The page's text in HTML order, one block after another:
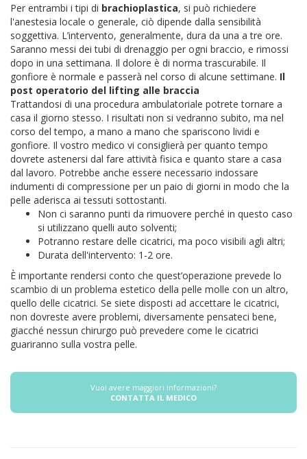
Per entrambi i tipi di brachioplastica, si può richiedere
l'anestesia locale o generale, ciò dipende dalla sensibilità
soggettiva. L’intervento, generalmente, dura da una a tre ore.
Saranno messi dei tubi di drenaggio per ogni braccio, e rimossi
dopo in una settimana. Il dolore è di norma trascurabile. Il
gonfiore è normale e passerà nel corso di alcune settimane. Il
post operatorio del lifting alle braccia
Trattandosi di una procedura ambulatoriale potrete tornare a
casa il giorno stesso. I risultati non si vedranno subito, ma nel
corso del tempo, a mano a mano che spariscono lividi e
gonfiore. Il vostro medico vi consiglierà per quanto tempo
dovrete astenersi dal fare attività fisica e quanto stare a casa
dal lavoro. Potrebbe anche essere necessario indossare
indumenti di compressione per un paio di giorni in modo che la
pelle aderisca ai tessuti sottostanti.
Non ci saranno punti da rimuovere perché in questo caso
si utilizzano quelli auto solventi;
Potranno restare delle cicatrici, ma poco visibili agli altri;
Durata dell'intervento: 1-2 ore.
È importante rendersi conto che quest’operazione prevede lo
scambio di un problema estetico della pelle molle con un altro,
quello delle cicatrici. Se siete disposti ad accettare le cicatrici,
non dovreste avere problemi, diversamente pensateci bene,
giacché nessun chirurgo può prevedere come le cicatrici
guariranno sulla vostra pelle.
Vuoi avere maggiori informazioni?
CONTATTA IL MEDICO